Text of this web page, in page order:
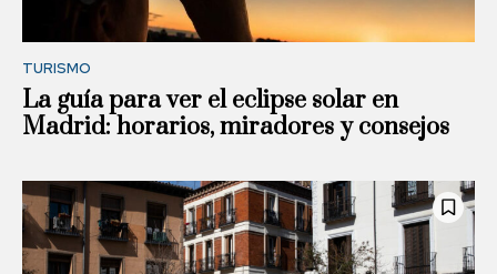
TURISMO
La guía para ver el eclipse solar en
Madrid: horarios, miradores y consejos